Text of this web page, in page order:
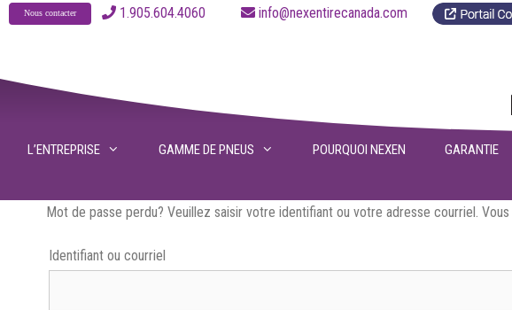
Aller
Nous contacter 1.905.604.4060 info@nexentirecanada.com
L’ENTREPRISE GAMME DE PNEUS POURQUOI NEXEN GARANTIE
Mot de passe perdu? Veuillez saisir votre identifiant ou votre adresse courriel.
Identifiant ou courriel